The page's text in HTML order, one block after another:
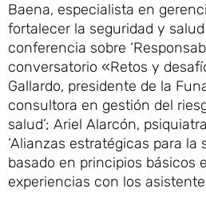
Baena, especialista en
fortalecer la seguridad y
conferencia sobre
conversatorio «Retos y
Gallardo, presidente de la
consultora en gestión del
salud’; Ariel Alarcón,
‘Alianzas estratégicas para
basado en principios básicos
experiencias con los